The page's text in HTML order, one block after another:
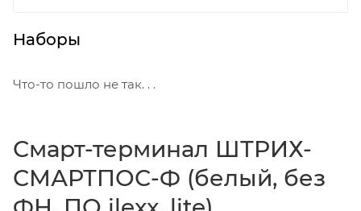
Наборы
Что-то пошло не так. . .
Смарт-терминал ШТРИХ-
СМАРТПОС-Ф (белый, без